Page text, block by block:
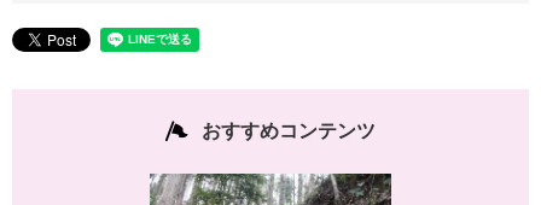
おすすめコンテンツ